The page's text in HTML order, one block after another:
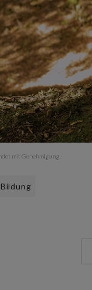
mit Genehmigung.